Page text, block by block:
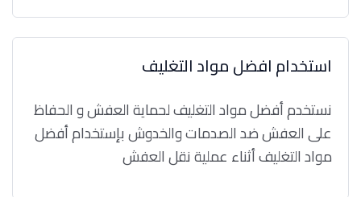
استخدام افضل مواد التغليف
نستخدم أفضل مواد التغليف لحماية العفش و الحفاظ
على العفش ضد الصدمات والخدوش بإستخدام أفضل
مواد التغليف أثناء عملية نقل العفش